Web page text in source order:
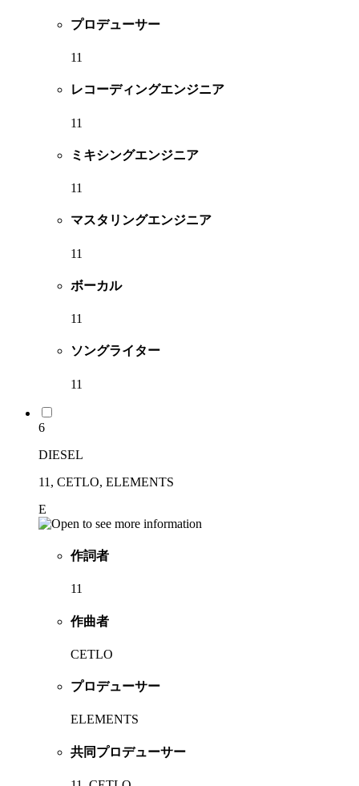
プロデューサー
11
レコーディングエンジニア
11
ミキシングエンジニア
11
マスタリングエンジニア
11
ボーカル
11
ソングライター
11
6
DIESEL
11, CETLO, ELEMENTS
E
作詞者
11
作曲者
CETLO
プロデューサー
ELEMENTS
共同プロデューサー